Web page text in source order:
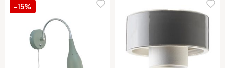
-15%